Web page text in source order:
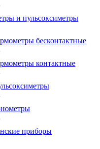
и пульсоксиметры
бесконтактные
контактные
приборы